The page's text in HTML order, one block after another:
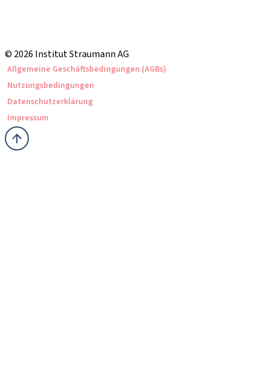
© 2026 Institut Straumann AG
Allgemeine Geschäftsbedingungen (AGBs)
Nutzungsbedingungen
Datenschutzerklärung
Impressum